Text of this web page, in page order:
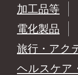
加工品等
電化製品
旅行・アク
ヘルスケア